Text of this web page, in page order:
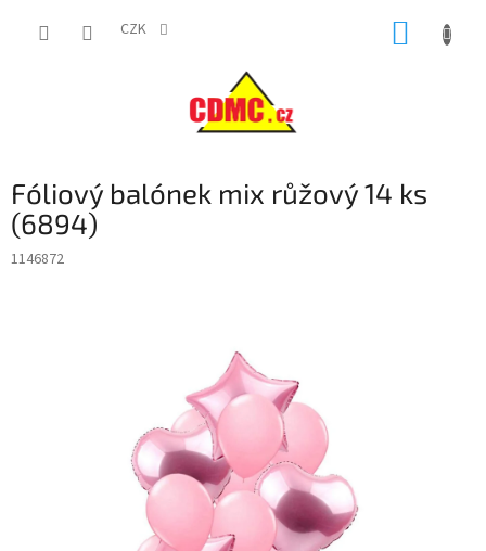
CZK
Fóliový balónek mix růžový 14 ks
(6894)
1146872